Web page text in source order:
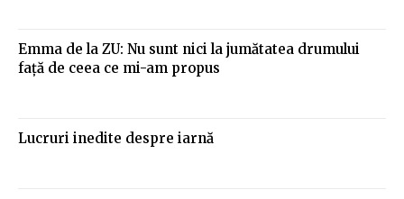
Emma de la ZU: Nu sunt nici la jumătatea drumului
față de ceea ce mi-am propus
Lucruri inedite despre iarnă